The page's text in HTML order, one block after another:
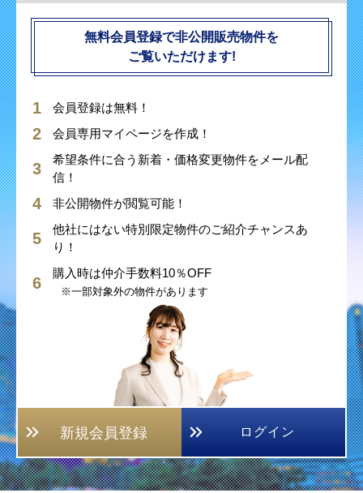
無料会員登録で非公開販売物件を
ご覧いただけます!
会員登録は無料！
会員専用マイページを作成！
希望条件に合う新着・価格変更物件をメール配
信！
非公開物件が閲覧可能！
他社にはない特別限定物件のご紹介チャンスあ
り！
購入時は仲介手数料10％OFF
※一部対象外の物件があります
新規会員登録 ログイン